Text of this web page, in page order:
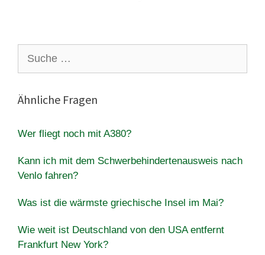
nach:
Ähnliche Fragen
Wer fliegt noch mit A380?
Kann ich mit dem Schwerbehindertenausweis nach
Venlo fahren?
Was ist die wärmste griechische Insel im Mai?
Wie weit ist Deutschland von den USA entfernt
Frankfurt New York?